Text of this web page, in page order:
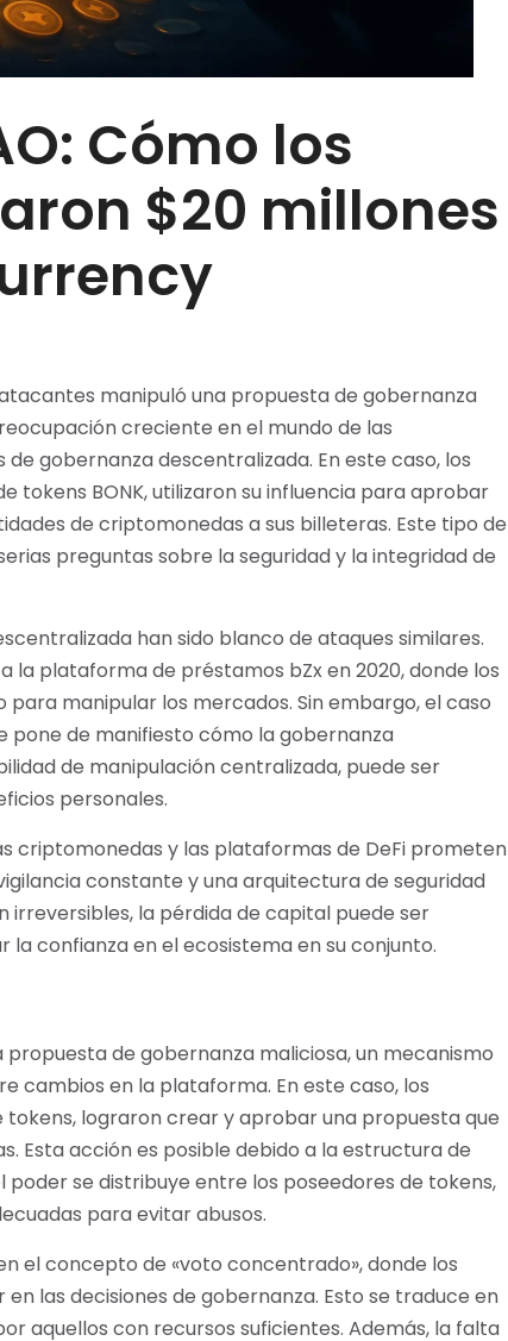
Cómo los
$20 millones
manipuló una propuesta de gobernanza
creciente en el mundo de las
gobernanza descentralizada. En este caso, los
tokens BONK, utilizaron su influencia para aprobar
de criptomonedas a sus billeteras. Este tipo de
preguntas sobre la seguridad y la integridad de
han sido blanco de ataques similares.
la plataforma de préstamos bZx en 2020, donde los
manipular los mercados. Sin embargo, el caso
de manifiesto cómo la gobernanza
de manipulación centralizada, puede ser
personales.
criptomonedas y las plataformas de DeFi prometen
constante y una arquitectura de seguridad
irreversibles, la pérdida de capital puede ser
confianza en el ecosistema en su conjunto.
de gobernanza maliciosa, un mecanismo
cambios en la plataforma. En este caso, los
lograron crear y aprobar una propuesta que
Esta acción es posible debido a la estructura de
se distribuye entre los poseedores de tokens,
para evitar abusos.
el concepto de «voto concentrado», donde los
las decisiones de gobernanza. Esto se traduce en
aquellos con recursos suficientes. Además, la falta